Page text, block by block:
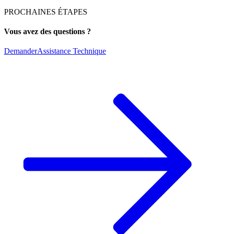
PROCHAINES ÉTAPES
Vous avez des questions ?
DemanderAssistance Technique